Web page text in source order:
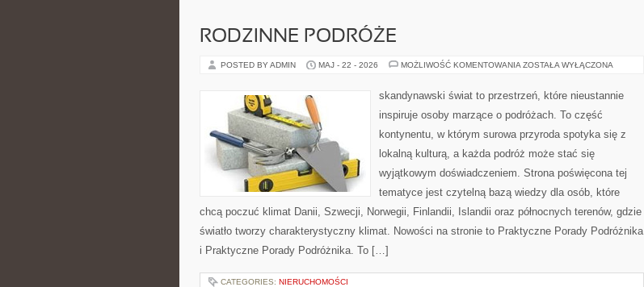
RODZINNE PODRÓŻE
POSTED BY ADMIN MAJ - 22 - 2026 MOŻLIWOŚĆ KOMENTOWANIA RODZINNE
ZOSTAŁA WYŁĄCZONA
skandynawski świat to przestrzeń, które nieustannie
inspiruje osoby marzące o podróżach. To część
kontynentu, w którym surowa przyroda spotyka się z
lokalną kulturą, a każda podróż może stać się
wyjątkowym doświadczeniem. Strona poświęcona tej
tematyce jest czytelną bazą wiedzy dla osób, które
chcą poczuć klimat Danii, Szwecji, Norwegii, Finlandii, Islandii oraz północnych terenów, gdzie
światło tworzy charakterystyczny klimat. Nowości na stronie to Praktyczne Porady Podróżnika
i Praktyczne Porady Podróżnika. To […]
CATEGORIES: NIERUCHOMOŚCI